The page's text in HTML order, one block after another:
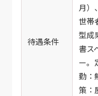
待遇条件
月）
世帯
型成
書ス
ー。
勤：
策：